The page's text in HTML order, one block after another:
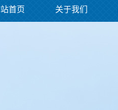
站首页 关于我们